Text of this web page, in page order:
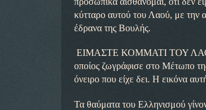
κύτταρο αυτού του Λαού, με την
έδρανα της Βουλής.
ΕΙΜΑΣΤΕ ΚΟΜΜΑΤΙ ΤΟΥ ΛΑΟΥ
οποίος ζωγράφισε στο Μέτωπο
όνειρο που είχε δει. Η εικόνα
Τα θαύματα του Ελληνισμού